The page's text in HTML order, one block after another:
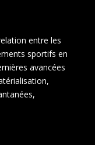
entre les
sportifs en
avancées